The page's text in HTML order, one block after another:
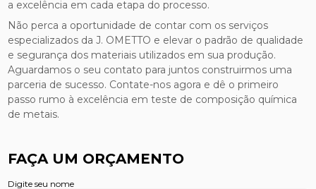
a excelência em cada etapa do processo.
Não perca a oportunidade de contar com os serviços
especializados da J. OMETTO e elevar o padrão de qualidade
e segurança dos materiais utilizados em sua produção.
Aguardamos o seu contato para juntos construirmos uma
parceria de sucesso. Contate-nos agora e dê o primeiro
passo rumo à excelência em teste de composição química
de metais.
FAÇA UM ORÇAMENTO
Digite seu nome